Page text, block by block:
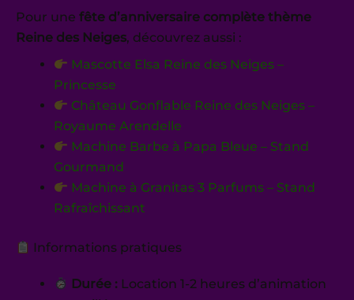
Pour une fête d’anniversaire complète thème
Reine des Neiges, découvrez aussi :
Mascotte Elsa Reine des Neiges –
Princesse
Château Gonflable Reine des Neiges –
Royaume Arendelle
Machine Barbe à Papa Bleue – Stand
Gourmand
Machine à Granitas 3 Parfums – Stand
Rafraîchissant
Informations pratiques
Durée : Location 1-2 heures d’animation